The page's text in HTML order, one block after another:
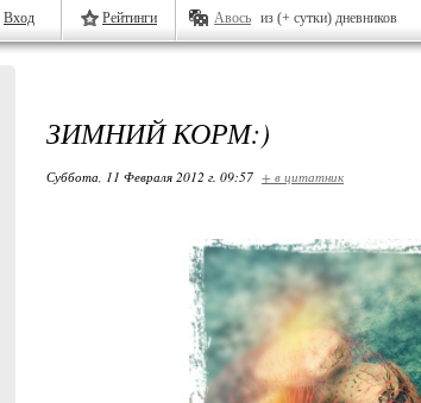
Вход Рейтинги Авось из (+ сутки) дневников
ЗИМНИЙ КОРМ:)
Суббота, 11 Февраля 2012 г. 09:57 + в цитатник